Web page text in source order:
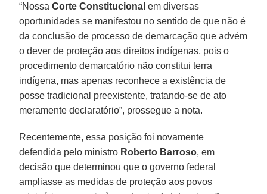
“NossaCorte Constitucional em diversas
oportunidades se manifestou no sentido de que não é
da conclusão de processo de demarcação que advém
o dever de proteção aos direitos indígenas, pois o
procedimento demarcatório não constitui terra
indígena, mas apenas reconhece a existência de
posse tradicional preexistente, tratando-se de ato
meramente declaratório”, prossegue a nota.
Recentemente, essa posição foi novamente
defendida pelo ministro Roberto Barroso, em
decisão que determinou que o governo federal
ampliasse as medidas de proteção aos povos